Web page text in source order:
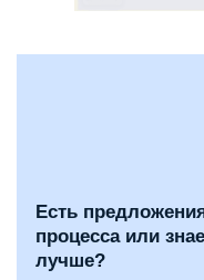
Есть
процесса или
лучше?